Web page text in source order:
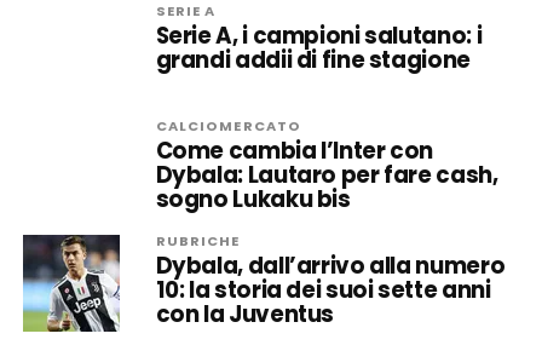
SERIE A
Serie A, i campioni salutano: i
grandi addii di fine stagione
CALCIOMERCATO
Come cambia l’Inter con
Dybala: Lautaro per fare cash,
sogno Lukaku bis
RUBRICHE
Dybala, dall’arrivo alla numero
10: la storia dei suoi sette anni
con la Juventus